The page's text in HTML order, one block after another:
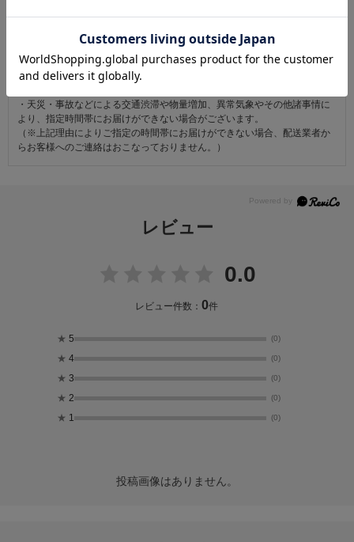
・商品到着後31日以上経過した商品
・ご使用になられた商品
・お客様の元で、傷または破損が生じた商品
・1点あたり20万円以上の商品でお客様の寸法にお仕立て済みの場合
・時間帯指定は配送業者のサービスであり、確実なお届けをお約束できる
・天災・事故などによる交通渋滞や物量増加、異常気象やその他諸事情に
より、指定時間帯にお届けができない場合がございます。
（※上記理由によりご指定の時間帯にお届けができない場合、配送業者か
らお客様へのご連絡はおこなっておりません。）
レビュー
0.0
レビュー件数：0件
★ 5 (0)
★ 4 (0)
★ 3 (0)
★ 2 (0)
★ 1 (0)
投稿画像はありません。